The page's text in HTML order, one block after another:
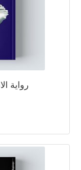
رواية